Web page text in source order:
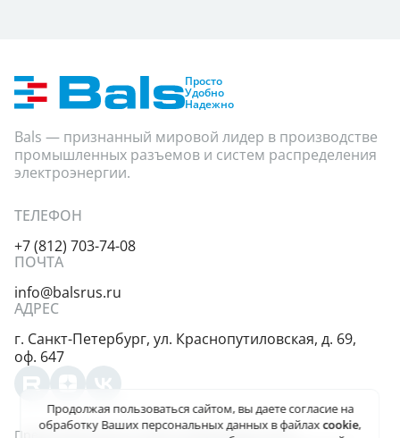
Просто
Удобно
Надежно
Bals — признанный мировой лидер в производстве
промышленных разъемов и систем распределения
электроэнергии.
ТЕЛЕФОН
+7 (812) 703-74-08
ПОЧТА
info@balsrus.ru
АДРЕС
г. Санкт-Петербург, ул. Краснопутиловская, д. 69,
оф. 647
Продолжая пользоваться сайтом, вы даетесогласие на
обработку Ваших персональных данныхв файлахcookie,